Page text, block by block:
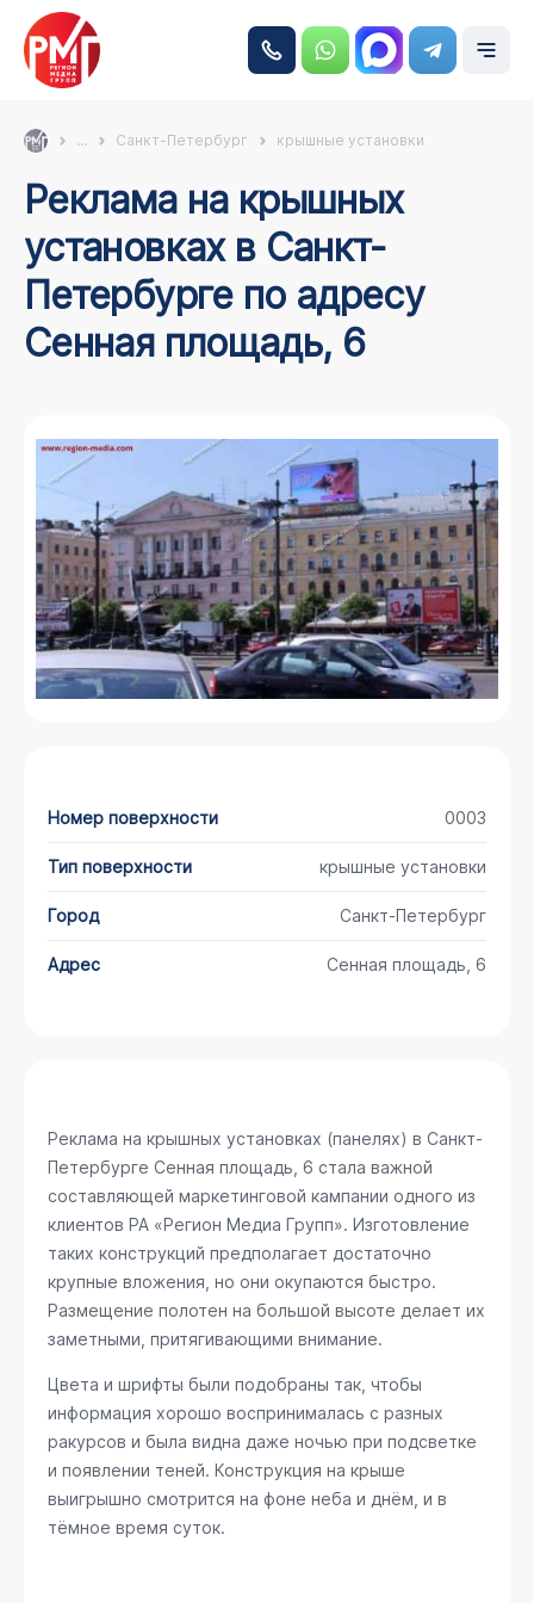
... Санкт-Петербург крышные установки
Реклама на крышных
установках в Санкт-
Петербурге по адресу
Сенная площадь, 6
Номер поверхности 0003
Тип поверхности крышные установки
Город Санкт-Петербург
Адрес Сенная площадь, 6
Реклама на крышных установках (панелях) в Санкт-
Петербурге Сенная площадь, 6 стала важной
составляющей маркетинговой кампании одного из
клиентов РА «Регион Медиа Групп». Изготовление
таких конструкций предполагает достаточно
крупные вложения, но они окупаются быстро.
Размещение полотен на большой высоте делает их
заметными, притягивающими внимание.
Цвета и шрифты были подобраны так, чтобы
информация хорошо воспринималась с разных
ракурсов и была видна даже ночью при подсветке
и появлении теней. Конструкция на крыше
выигрышно смотрится на фоне неба и днём, и в
тёмное время суток.